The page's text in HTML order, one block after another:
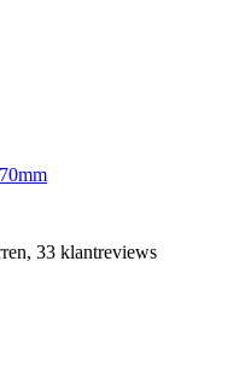
33 klantreviews